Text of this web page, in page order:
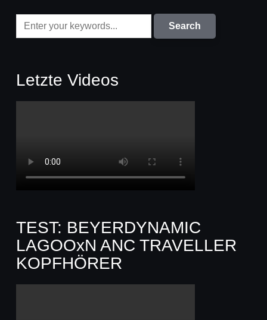
Letzte Videos
TEST: BEYERDYNAMIC
LAGOOxN ANC TRAVELLER
KOPFHÖRER